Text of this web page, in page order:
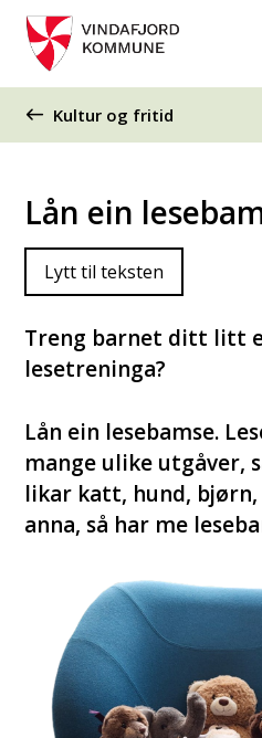
Du er her:
Kultur og fritid
Lån ein
Lytt til teksten
Treng barnet ditt litt
lesetreninga?
​Lån ein lesebamse.
mange ulike utgåver,
likar katt, hund,
anna, så har me